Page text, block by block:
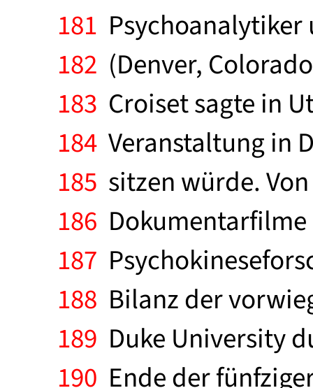
181 Psychoanalytiker
182 (Denver,
183 Croiset sagte in
184 Veranstaltung in
185 sitzen würde.
186
187
188 Bilanz der
189 Duke University
190 Ende der